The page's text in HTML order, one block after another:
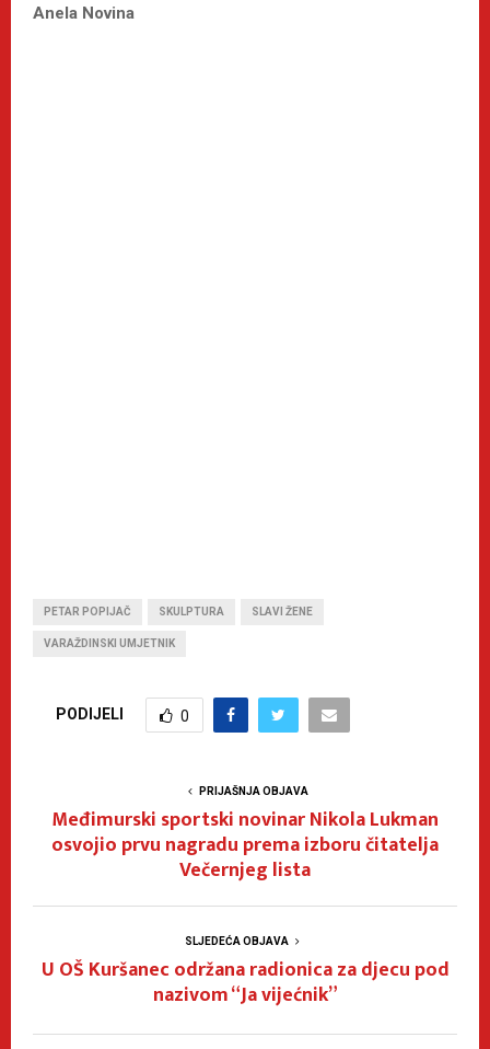
Anela Novina
PETAR POPIJAČ SKULPTURA SLAVI ŽENE
VARAŽDINSKI UMJETNIK
PODIJELI 0
PRIJAŠNJA OBJAVA
Međimurski sportski novinar Nikola Lukman
osvojio prvu nagradu prema izboru čitatelja
Večernjeg lista
SLJEDEĆA OBJAVA
U OŠ Kuršanec održana radionica za djecu pod
nazivom “Ja vijećnik”